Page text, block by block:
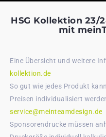
HSG Kollektion 23/
mit
Eine Übersicht und weitere
kollektion.de
So gut wie jedes Produkt
Preisen individualisiert
service@meinteamdesign.de
Sponsorendrucke müssen